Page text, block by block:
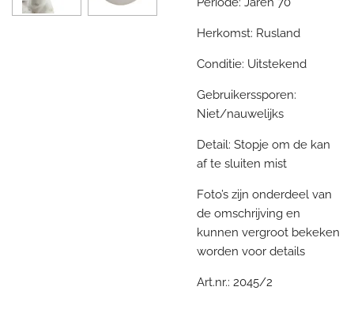
Herkomst: Rusland
Conditie: Uitstekend
Gebruikerssporen:
Niet/nauwelijks
Detail: Stopje om de kan
af te sluiten mist
Foto’s zijn onderdeel van
de omschrijving en
kunnen vergroot bekeken
worden voor details
Art.nr.: 2045/2